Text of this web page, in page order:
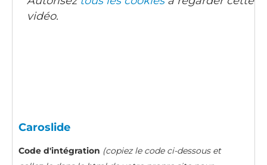
vidéo.
Caroslide
Code d'intégration (copiez le code ci-dessous et